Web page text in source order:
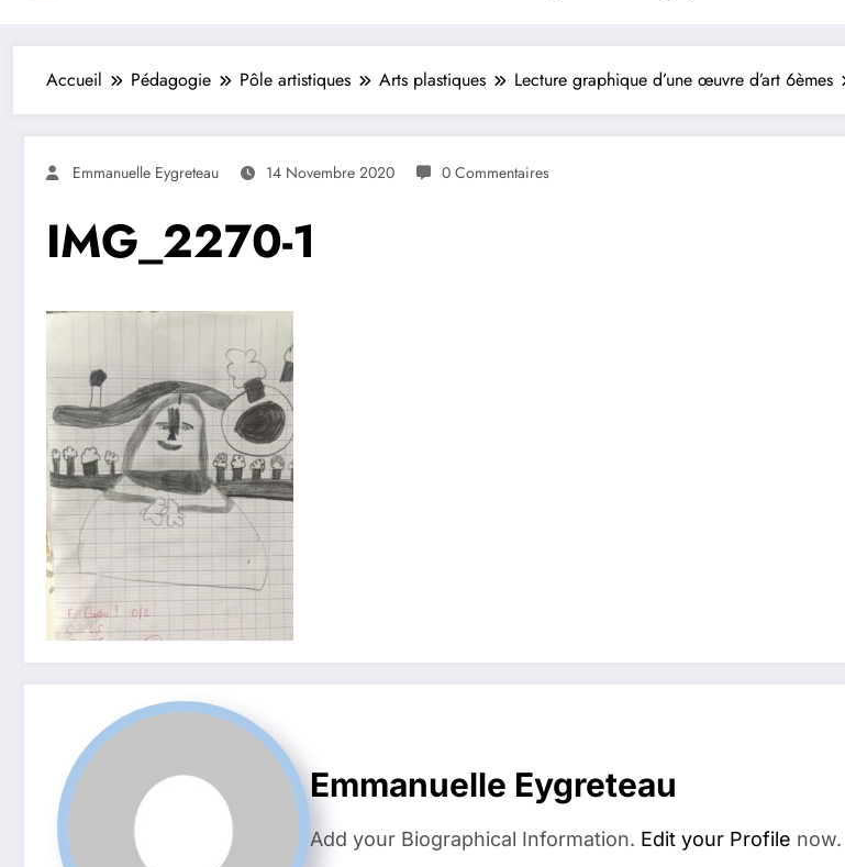
Accueil Pédagogie Pôle artistiques Arts plastiques Lecture graphique d’une œuvre d’art 6èmes
Emmanuelle Eygreteau 14 Novembre 2020 0 Commentaires
IMG_2270-1
Emmanuelle Eygreteau
Add your Biographical Information. Edit your Profile now.